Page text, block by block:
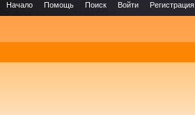
Регистрация
Войти
Поиск
Помощь
Начало